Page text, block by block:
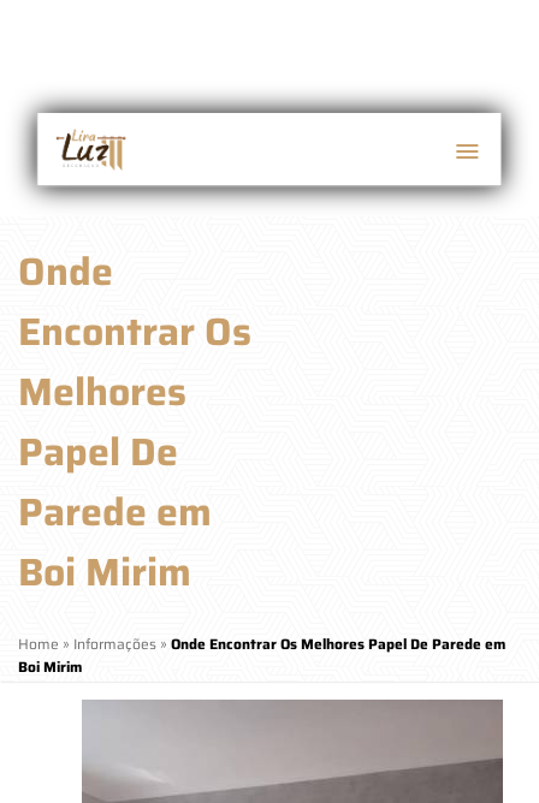
Onde
Encontrar Os
Melhores
Papel De
Parede em
Boi Mirim
Home » Informações » Onde Encontrar Os Melhores Papel De Parede em
Boi Mirim